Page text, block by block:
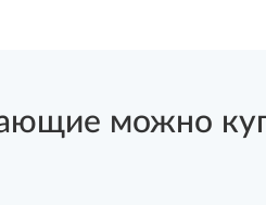
можно